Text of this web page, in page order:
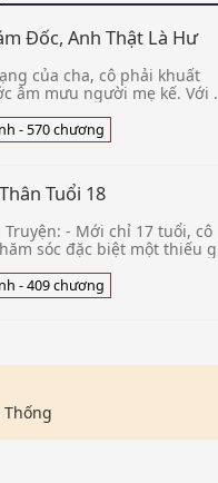
Đốc, Anh Thật Là Hư
của cha, cô phải khuất
âm mưu người mẹ kế. Với
đốc trẻ tuổi
- 570 chương
Tuổi 18
Truyện: - Mới chỉ 17 tuổi, cô
sóc đặc biệt một thiếu
các nữ giú
- 409 chương
Thống